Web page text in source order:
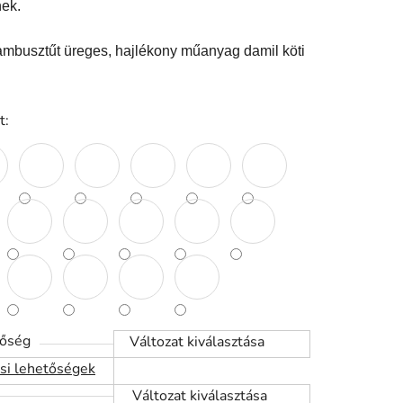
üreges, hajlékony műanyag damil köti
Változat kiválasztása
lehetőségek
Változat kiválasztása